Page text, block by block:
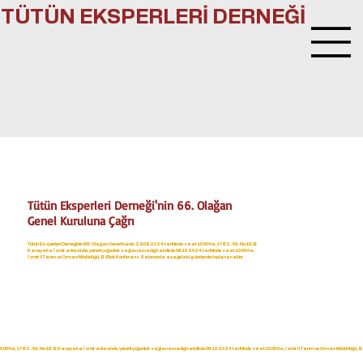
TÜTÜN EKSPERLERİ DERNEĞİ
Tütün Eksperleri Derneği'nin 66. Olağan
Genel Kuruluna Çağrı
Tütün Eksperleri Derneğinin 66. Olağan Genel Kurulu 29.09.2024 tarihinde saat 10.00‘da, 1762. Sk. No:18/B
Karşıyaka İzmir adresinde, yeterli çoğunluk sağlanamadığı takdirde 06.10.2024 tarihinde saat 10.00’da,
İzmir İl Tarım ve Orman Müdürlüğü, B Blok Konferans Salonunda aşağıdaki gündemle toplanacaktır.
1762. Sk. No:18/B Karşıyaka İzmir adresinde, yeterli çoğunluk sağlanamadığı takdirde 06.10.2024 tarihinde saat 10.00’da, İzmir İl Tarım ve Orman